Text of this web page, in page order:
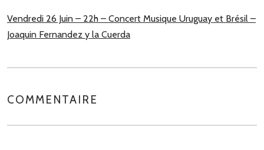
Vendredi 26 Juin – 22h – Concert Musique Uruguay et Brésil –
Joaquin Fernandez y la Cuerda
COMMENTAIRE